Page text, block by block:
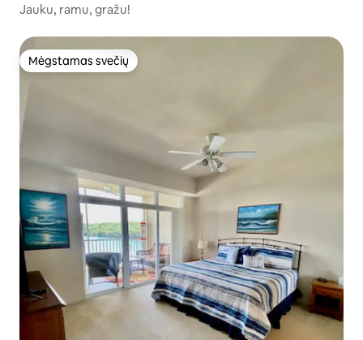
Jauku, ramu, gražu!
Mėgstamas svečių
Mėgstamas svečių